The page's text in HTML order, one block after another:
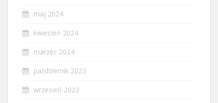
maj 2024
kwiecień 2024
marzec 2024
październik 2023
wrzesień 2023